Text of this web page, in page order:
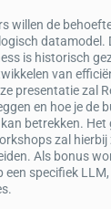
willen de
datamodel.
is historisch
van
presentatie zal
en hoe je de
betrekken. Het
zal
Als bonus
een specifiek